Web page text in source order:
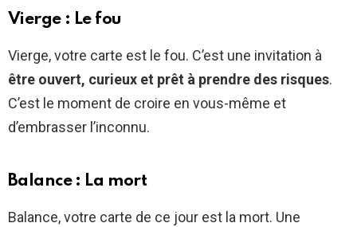
Vierge : Le fou
Vierge, votre carte est le fou. C’est une invitation à
être ouvert, curieux et prêt à prendre des risques.
C’est le moment de croire en vous-même et
d’embrasser l’inconnu.
Balance : La mort
Balance, votre carte de ce jour est la mort. Une